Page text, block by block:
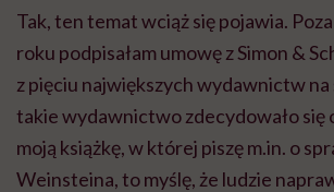
Tak, ten temat wciąż się pojawia.
roku podpisałam umowę z Simon &
z pięciu największych wydawnictw na
takie wydawnictwo zdecydowało się
moją książkę, w której piszę m.in. o
Weinsteina, to myślę, że ludzie